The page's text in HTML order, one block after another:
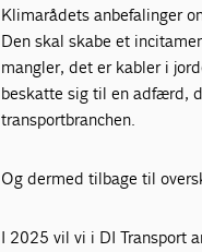
Klimarådets anbefalinger
Den skal skabe et
mangler, det er kabler i
beskatte sig til en adfærd,
transportbranchen.
Og dermed tilbage til
I 2025 vil vi i DI Transport